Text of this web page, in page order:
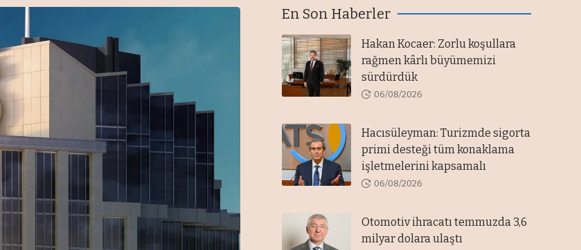
En Son Haberler
Hakan Kocaer: Zorlu koşullara
rağmen kârlı büyümemizi
sürdürdük
06/08/2026
Hacısüleyman: Turizmde sigorta
primi desteği tüm konaklama
işletmelerini kapsamalı
06/08/2026
Otomotiv ihracatı temmuzda 3,6
milyar dolara ulaştı